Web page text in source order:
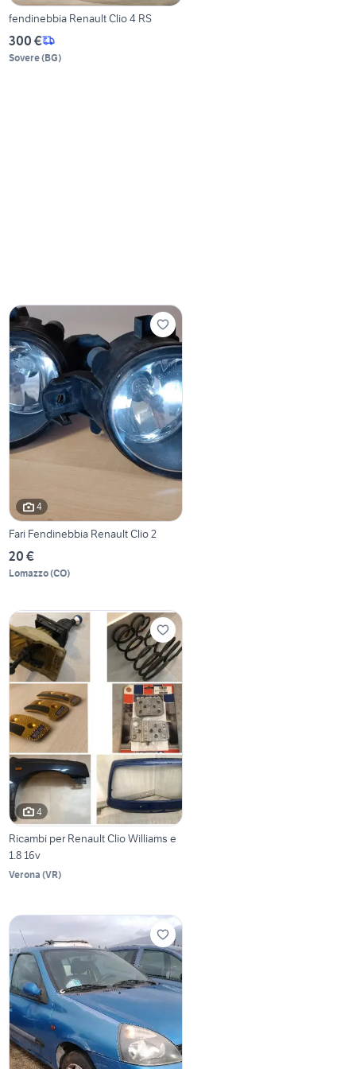
fendinebbia Renault Clio 4 RS
300 €
Sovere(BG)
4
Fari Fendinebbia Renault Clio 2
20 €
Lomazzo(CO)
4
Ricambi per Renault Clio Williams e
1.8 16v
Verona (VR)